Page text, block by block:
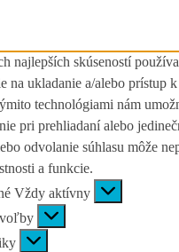
najlepších skúseností
na ukladanie a/alebo prístup
technológiami nám
pri prehliadaní alebo
odvolanie súhlasu môže
a funkcie.
Vždy aktívny